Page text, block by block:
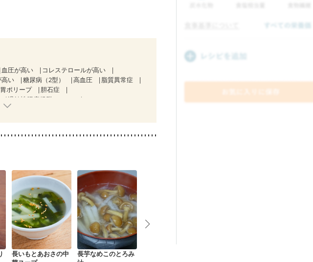
血圧が高い
コレステロールが高い
い 糖尿病（2型） 高血圧
脂質異常症
胃ポリープ
胆石症
過敏性腸症候群（IBS）
期）
乾癬
フレイル（年齢に合わせた体作り）
長いもとあおさの中
長芋なめこのとろみ